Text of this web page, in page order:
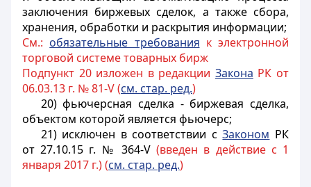
заключения биржевых сделок, а также сбора,
хранения, обработки и раскрытия информации;
См.: обязательные требования к электронной
торговой системе товарных бирж
Подпункт 20 изложен в редакции Закона РК от
06.03.13 г. № 81-V (см. стар. ред.)
20) фьючерсная сделка - биржевая сделка,
объектом которой является фьючерс;
21) исключен в соответствии сЗаконом РК
от 27.10.15 г. № 364-V(введен в действие с 1
января 2017 г.) (см. стар. ред.)